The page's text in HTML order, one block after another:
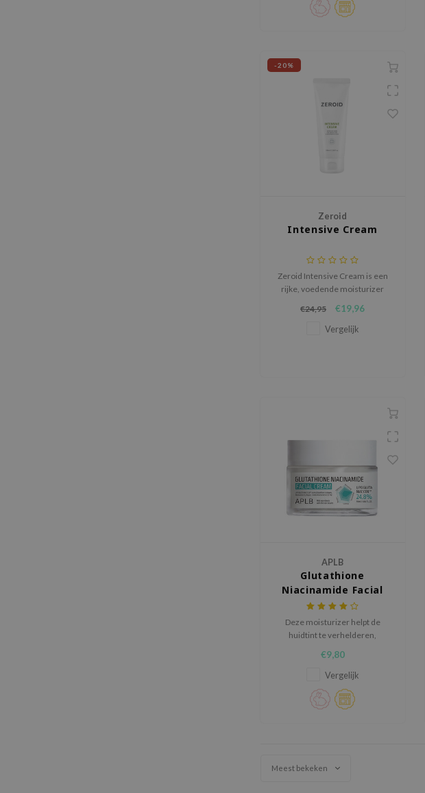
hyaluronzuur en niacinamide.
-20%
Zeroid
Intensive Cream
Zeroid Intensive Cream is een
rijke, voedende moisturizer
geïrriteerde huid die intensieve
verzorging en langdurige
€24,95 €19,96
Vergelijk
APLB
Glutathione
Niacinamide Facial
Cream
Deze moisturizer helpt de
huidtint te verhelderen,
laat de huid stralen voor een
jeugdigere teint.
€9,80
Vergelijk
Meest bekeken